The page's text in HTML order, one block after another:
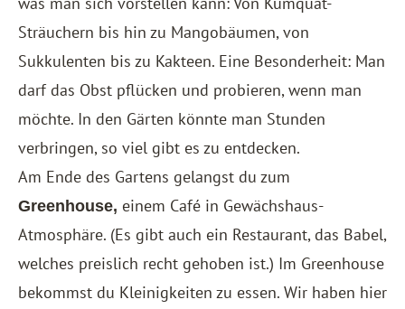
Sträuchern bis hin zu Mangobäumen, von
Sukkulenten bis zu Kakteen. Eine Besonderheit: Man
darf das Obst pflücken und probieren, wenn man
möchte. In den Gärten könnte man Stunden
verbringen, so viel gibt es zu entdecken.
Am Ende des Gartens gelangst du zum
Greenhouse, einem Café in Gewächshaus-
Atmosphäre. (Es gibt auch ein Restaurant, das Babel,
welches preislich recht gehoben ist.) Im Greenhouse
bekommst du Kleinigkeiten zu essen. Wir haben hier